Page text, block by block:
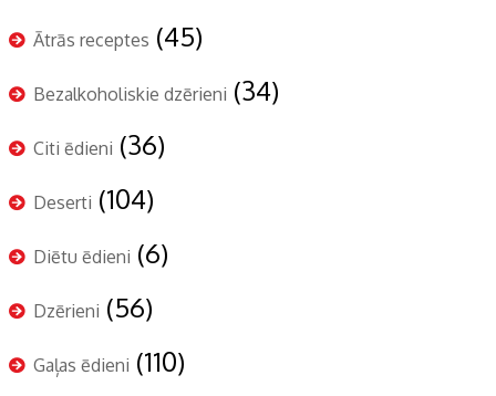
Ātrās receptes (45)
Bezalkoholiskie dzērieni (34)
Citi ēdieni (36)
Deserti (104)
Diētu ēdieni (6)
Dzērieni (56)
Gaļas ēdieni (110)